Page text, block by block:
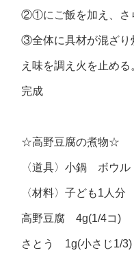
②①にご飯を加え、さ
③全体に具材が混ざり
え味を調え火を止める
完成
☆高野豆腐の煮物☆
〈道具〉小鍋 ボウル
〈材料〉子ども1人分
高野豆腐 4g(1/4コ)
さとう 1g(小さじ1/3)